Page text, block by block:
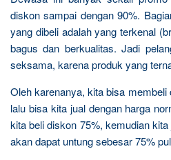
diskon sampai dengan 90%.
yang dibeli adalah yang terkenal
bagus dan berkualitas. Jadi
seksama, karena produk yang
Oleh karenanya, kita bisa membeli
lalu bisa kita jual dengan harga
kita beli diskon 75%, kemudian
akan dapat untung sebesar 75%